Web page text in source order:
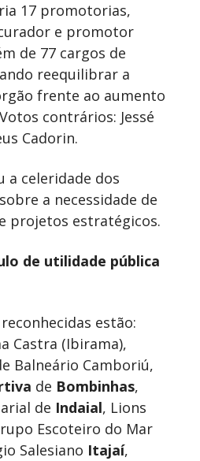
17 promotorias,
e promotor
de 77 cargos de
reequilibrar a
frente ao aumento
contrários: Jessé
Cadorin.
a celeridade dos
a necessidade de
projetos estratégicos.
de utilidade pública
estão:
Castra (Ibirama),
Balneário Camboriú,
de Bombinhas,
de Indaial, Lions
Escoteiro do Mar
Salesiano Itajaí,